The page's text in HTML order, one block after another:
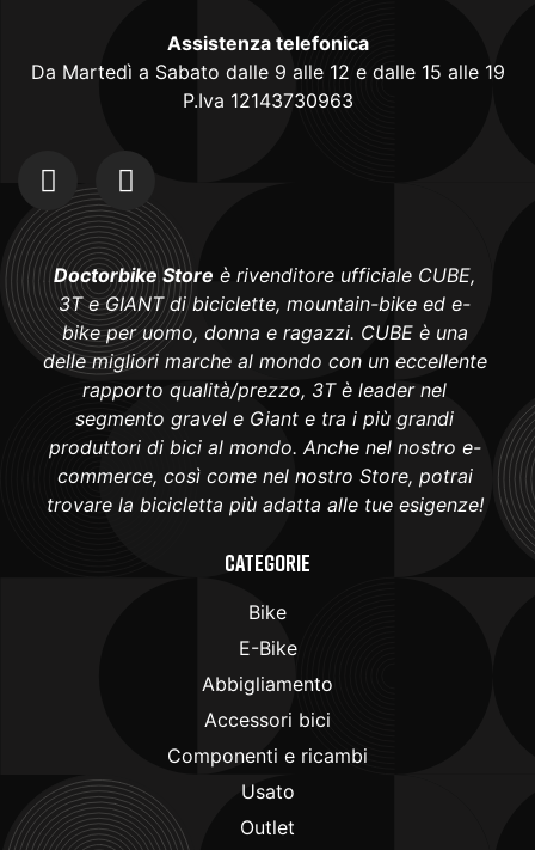
Assistenza telefonica
Da Martedì a Sabato dalle 9 alle 12 e dalle 15 alle 19
P.Iva 12143730963
Doctorbike Store è rivenditore ufficiale CUBE,
3T e GIANT di biciclette, mountain-bike ed e-
bike per uomo, donna e ragazzi. CUBE è una
delle migliori marche al mondo con un eccellente
rapporto qualità/prezzo, 3T è leader nel
segmento gravel e Giant e tra i più grandi
produttori di bici al mondo. Anche nel nostro e-
commerce, così come nel nostro Store, potrai
trovare la bicicletta più adatta alle tue esigenze!
Categorie
Bike
E-Bike
Abbigliamento
Accessori bici
Componenti e ricambi
Usato
Outlet